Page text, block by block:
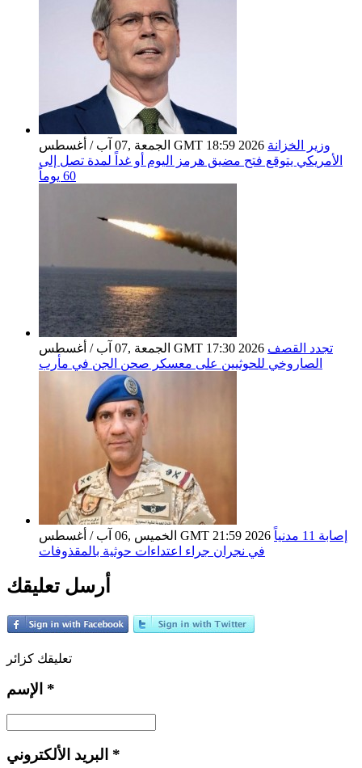
الجمعة ,07 آب / أغسطس GMT 18:59 2026 وزير الخزانة
الأمريكي يتوقع فتح مضيق هرمز اليوم أو غداً لمدة تصل إلى
60 يوماً
الجمعة ,07 آب / أغسطس GMT 17:30 2026 تجدد القصف
الصاروخي للحوثيين على معسكر صحن الجن في مأرب
الخميس ,06 آب / أغسطس GMT 21:59 2026 إصابة 11 مدنياً
في نجران جراء اعتداءات حوثية بالمقذوفات
أرسل تعليقك
تعليقك كزائر
*
*